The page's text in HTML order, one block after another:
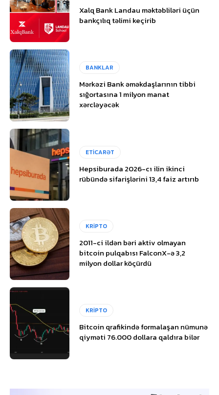
Xalq Bank Landau məktəbliləri üçün
bankçılıq təlimi keçirib
BANKLAR
Mərkəzi Bank əməkdaşlarının tibbi
sığortasına 1 milyon manat
xərcləyəcək
ETİCARƏT
Hepsiburada 2026-cı ilin ikinci
rübündə sifarişlərini 13,4 faiz artırıb
KRİPTO
2011-ci ildən bəri aktiv olmayan
bitcoin pulqabısı FalconX-ə 3,2
milyon dollar köçürdü
KRİPTO
Bitcoin qrafikində formalaşan nümunə
qiyməti 76.000 dollara qaldıra bilər